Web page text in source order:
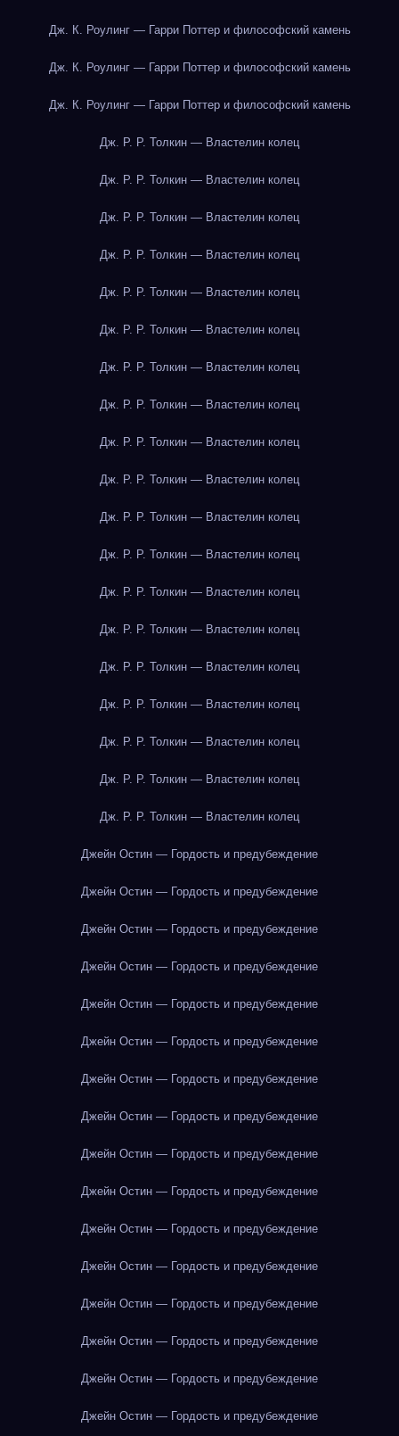
Дж. К. Роулинг — Гарри Поттер и философский камень
Дж. К. Роулинг — Гарри Поттер и философский камень
Дж. К. Роулинг — Гарри Поттер и философский камень
Дж. Р. Р. Толкин — Властелин колец
Дж. Р. Р. Толкин — Властелин колец
Дж. Р. Р. Толкин — Властелин колец
Дж. Р. Р. Толкин — Властелин колец
Дж. Р. Р. Толкин — Властелин колец
Дж. Р. Р. Толкин — Властелин колец
Дж. Р. Р. Толкин — Властелин колец
Дж. Р. Р. Толкин — Властелин колец
Дж. Р. Р. Толкин — Властелин колец
Дж. Р. Р. Толкин — Властелин колец
Дж. Р. Р. Толкин — Властелин колец
Дж. Р. Р. Толкин — Властелин колец
Дж. Р. Р. Толкин — Властелин колец
Дж. Р. Р. Толкин — Властелин колец
Дж. Р. Р. Толкин — Властелин колец
Дж. Р. Р. Толкин — Властелин колец
Дж. Р. Р. Толкин — Властелин колец
Дж. Р. Р. Толкин — Властелин колец
Дж. Р. Р. Толкин — Властелин колец
Джейн Остин — Гордость и предубеждение
Джейн Остин — Гордость и предубеждение
Джейн Остин — Гордость и предубеждение
Джейн Остин — Гордость и предубеждение
Джейн Остин — Гордость и предубеждение
Джейн Остин — Гордость и предубеждение
Джейн Остин — Гордость и предубеждение
Джейн Остин — Гордость и предубеждение
Джейн Остин — Гордость и предубеждение
Джейн Остин — Гордость и предубеждение
Джейн Остин — Гордость и предубеждение
Джейн Остин — Гордость и предубеждение
Джейн Остин — Гордость и предубеждение
Джейн Остин — Гордость и предубеждение
Джейн Остин — Гордость и предубеждение
Джейн Остин — Гордость и предубеждение